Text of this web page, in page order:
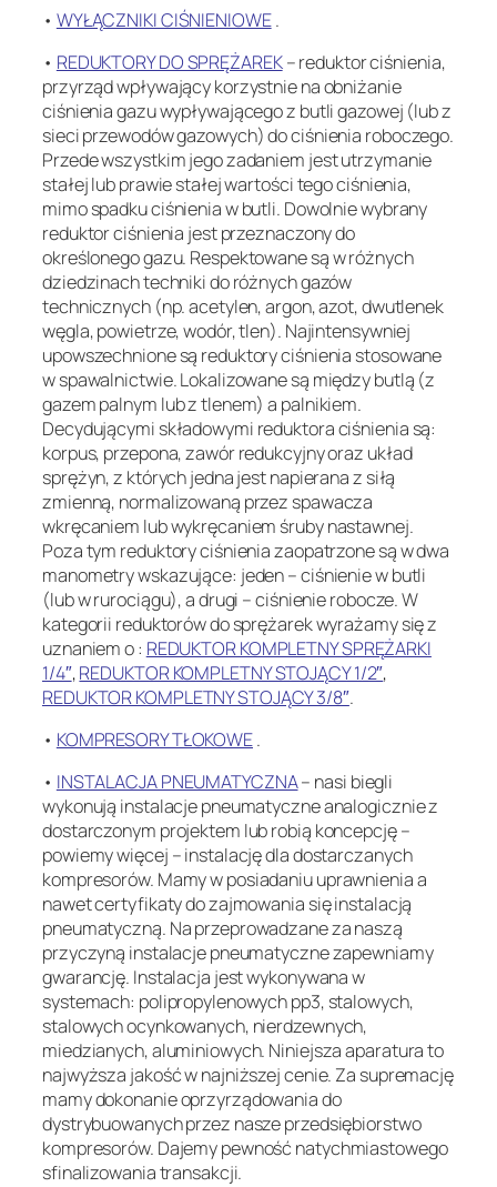
• WYŁĄCZNIKI CIŚNIENIOWE.
• REDUKTORY DO SPRĘŻAREK– reduktor ciśnienia,
przyrząd wpływający korzystnie na obniżanie
ciśnienia gazu wypływającego z butli gazowej (lub z
sieci przewodów gazowych) do ciśnienia roboczego.
Przede wszystkim jego zadaniem jest utrzymanie
stałej lub prawie stałej wartości tego ciśnienia,
mimo spadku ciśnienia w butli. Dowolnie wybrany
reduktor ciśnienia jest przeznaczony do
określonego gazu. Respektowane są w różnych
dziedzinach techniki do różnych gazów
technicznych (np. acetylen, argon, azot, dwutlenek
węgla, powietrze, wodór, tlen). Najintensywniej
upowszechnione są reduktory ciśnienia stosowane
w spawalnictwie. Lokalizowane są między butlą (z
gazem palnym lub z tlenem) a palnikiem.
Decydującymi składowymi reduktora ciśnienia są:
korpus, przepona, zawór redukcyjny oraz układ
sprężyn, z których jedna jest napierana z siłą
zmienną, normalizowaną przez spawacza
wkręcaniem lub wykręcaniem śruby nastawnej.
Poza tym reduktory ciśnienia zaopatrzone są w dwa
manometry wskazujące: jeden – ciśnienie w butli
(lub w rurociągu), a drugi – ciśnienie robocze. W
kategorii reduktorów do sprężarek wyrażamy się z
uznaniem o : REDUKTOR KOMPLETNY SPRĘŻARKI
1/4″,REDUKTOR KOMPLETNY STOJĄCY 1/2″,
REDUKTOR KOMPLETNY STOJĄCY 3/8″.
• KOMPRESORY TŁOKOWE.
• INSTALACJA PNEUMATYCZNA– nasi biegli
wykonują instalacje pneumatyczne analogicznie z
dostarczonym projektem lub robią koncepcję –
powiemy więcej – instalację dla dostarczanych
kompresorów. Mamy w posiadaniu uprawnienia a
nawet certyfikaty do zajmowania się instalacją
pneumatyczną. Na przeprowadzane za naszą
przyczyną instalacje pneumatyczne zapewniamy
gwarancję. Instalacja jest wykonywana w
systemach: polipropylenowych pp3, stalowych,
stalowych ocynkowanych, nierdzewnych,
miedzianych, aluminiowych. Niniejsza aparatura to
najwyższa jakość w najniższej cenie. Za supremację
mamy dokonanie oprzyrządowania do
dystrybuowanych przez nasze przedsiębiorstwo
kompresorów. Dajemy pewność natychmiastowego
sfinalizowania transakcji.